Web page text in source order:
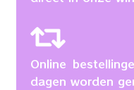
Online
dagen worden